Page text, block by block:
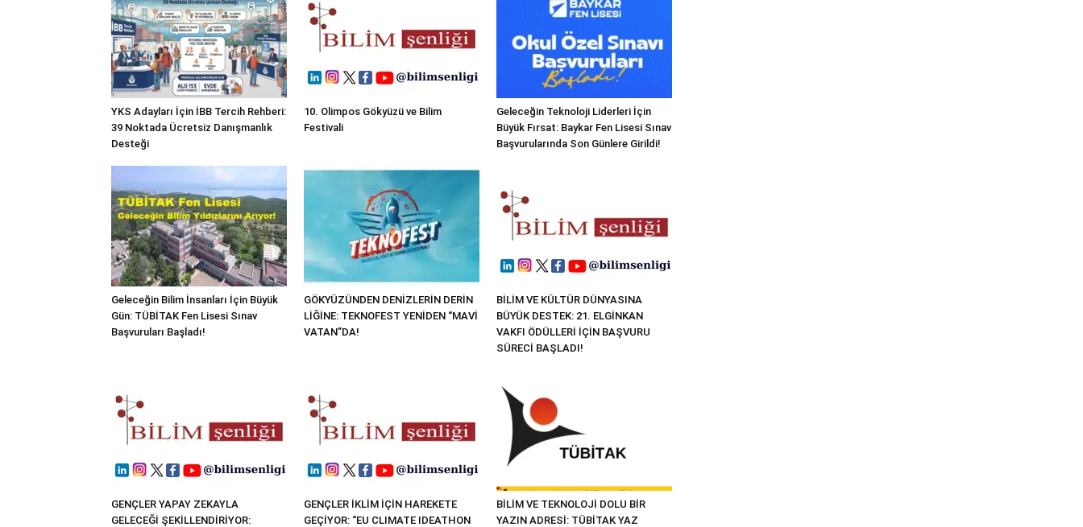
YKS Adayları İçin İBB Tercih Rehberi:
39 Noktada Ücretsiz Danışmanlık
Desteği
10. Olimpos Gökyüzü ve Bilim
Festivali
Geleceğin Teknoloji Liderleri İçin
Büyük Fırsat: Baykar Fen Lisesi Sınav
Başvurularında Son Günlere Girildi!
Geleceğin Bilim İnsanları İçin Büyük
Gün: TÜBİTAK Fen Lisesi Sınav
Başvuruları Başladı!
GÖKYÜZÜNDEN DENİZLERİN DERİN
LİĞİNE: TEKNOFEST YENİDEN “MAVİ
VATAN”DA!
BİLİM VE KÜLTÜR DÜNYASINA
BÜYÜK DESTEK: 21. ELGİNKAN
VAKFI ÖDÜLLERİ İÇİN BAŞVURU
SÜRECİ BAŞLADI!
GENÇLER YAPAY ZEKAYLA
GELECEĞİ ŞEKİLLENDİRİYOR:
GENÇLER İKLİM İÇİN HAREKETE
GEÇİYOR: “EU CLIMATE IDEATHON
BİLİM VE TEKNOLOJİ DOLU BİR
YAZIN ADRESİ: TÜBİTAK YAZ